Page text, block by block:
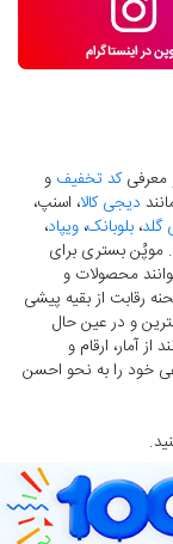
معرفیکد تخفیف و
دیجی کالا، اسنپ،
گلد، بلوبانک، ویپاد،
موپُن بستری برای
محصولات و
رقابت از بقیه پیشی
و در عین حال
آمار، ارقام و
خود را به نحو احسن